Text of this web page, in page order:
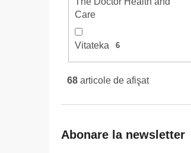
Care
Vitateka 6
68 articole de afişat
Abonare la newsletter